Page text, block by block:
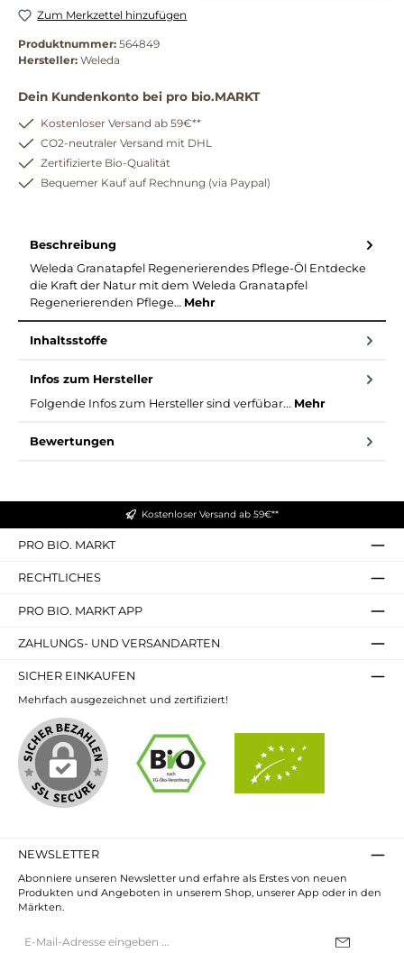
Zum Merkzettel hinzufügen
Produktnummer: 564849
Hersteller: Weleda
Dein Kundenkonto bei pro bio.MARKT
Kostenloser Versand ab 59€**
CO2-neutraler Versand mit DHL
Zertifizierte Bio-Qualität
Bequemer Kauf auf Rechnung (via Paypal)
Beschreibung
Weleda Granatapfel Regenerierendes Pflege-Öl Entdecke
die Kraft der Natur mit dem Weleda Granatapfel
Regenerierenden Pflege… Mehr
Inhaltsstoffe
Infos zum Hersteller
Folgende Infos zum Hersteller sind verfübar... Mehr
Bewertungen
Kostenloser Versand ab 59€**
PRO BIO. MARKT
RECHTLICHES
PRO BIO. MARKT APP
ZAHLUNGS- UND VERSANDARTEN
SICHER EINKAUFEN
Mehrfach ausgezeichnet und zertifiziert!
NEWSLETTER
Abonniere unseren Newsletter und erfahre als Erstes von neuen
Produkten und Angeboten in unserem Shop, unserer App oder in den
Märkten.
Mail-